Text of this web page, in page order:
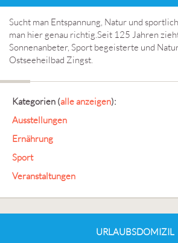
Sucht man Entspannung, Natur und
man hier genau richtig.Seit 125 Jahren
Sonnenanbeter, Sport begeisterte und
Ostseeheilbad Zingst.
Kategorien (alle anzeigen):
Ausstellungen
Ernährung
Sport
Veranstaltungen
URLAUBSDOMIZIL